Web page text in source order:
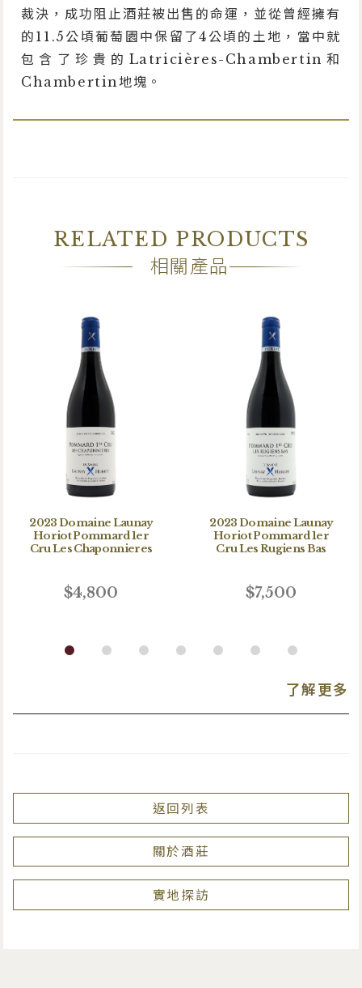
裁決，成功阻止酒莊被出售的命運，並從曾經擁有
的11.5公頃葡萄園中保留了4公頃的土地，當中就
包含了珍貴的Latricières-Chambertin和
Chambertin地塊。
RELATED PRODUCTS
相關產品
2023 Domaine Launay
Horiot Pommard 1er
Cru Les Chaponnieres
$4,800
2023 Domaine Launay
Horiot Pommard 1er
Cru Les Rugiens Bas
$7,500
了解更多
返回列表
關於酒莊
實地探訪